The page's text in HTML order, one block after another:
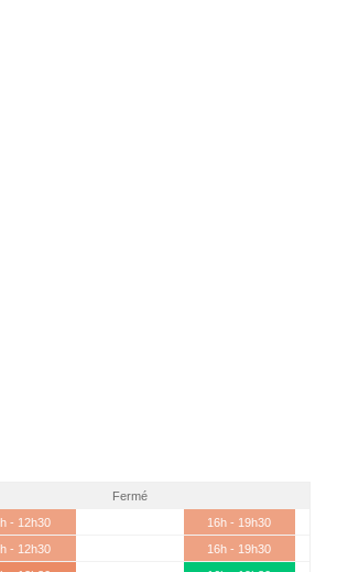
Fermé
- 12h30
16h - 19h30
- 12h30
16h - 19h30